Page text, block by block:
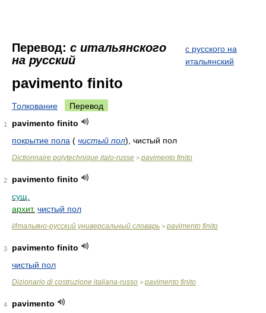
Перевод: с итальянского
на русский
с русского на
итальянский
pavimento finito
Толкование Перевод
1
pavimento finito
покрытие пола ( чистый пол) , чистый пол
Dictionnaire polytechnique italo-russe > pavimento finito
2
pavimento finito
сущ.
архит. чистый пол
Итальяно-русский универсальный словарь > pavimento finito
3
pavimento finito
чистый пол
Dizionario di costruzione italiana-russo > pavimento finito
4
pavimento